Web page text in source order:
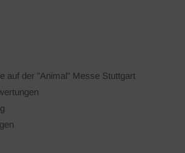
auf der "Animal" Messe Stuttgart